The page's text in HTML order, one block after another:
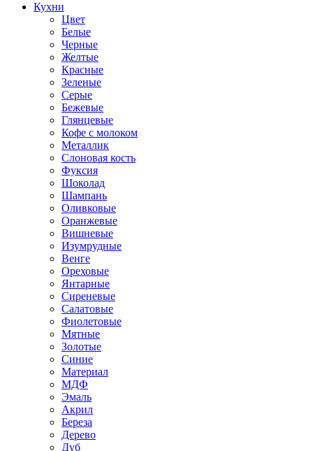
Кухни
Цвет
Белые
Черные
Желтые
Красные
Зеленые
Серые
Бежевые
Глянцевые
Кофе с молоком
Металлик
Слоновая кость
Фуксия
Шоколад
Шампань
Оливковые
Оранжевые
Вишневые
Изумрудные
Венге
Ореховые
Янтарные
Сиреневые
Салатовые
Фиолетовые
Мятные
Золотые
Синие
Материал
МДФ
Эмаль
Акрил
Береза
Дерево
Дуб